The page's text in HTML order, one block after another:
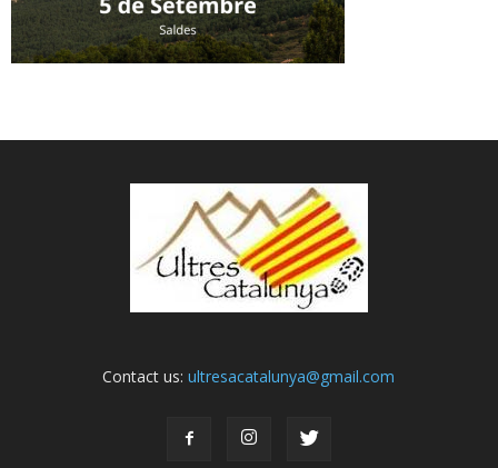
Contact us:ultresacatalunya@gmail.com